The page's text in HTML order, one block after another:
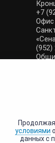
+7
Офис
(952)
E-
условиями
данных с